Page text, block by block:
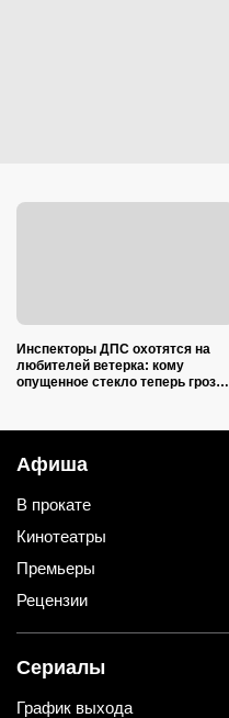
Инспекторы ДПС охотятся на
любителей ветерка: кому
опущенное стекло теперь грозит
Афиша
В прокате
Кинотеатры
Премьеры
Рецензии
Сериалы
График выхода